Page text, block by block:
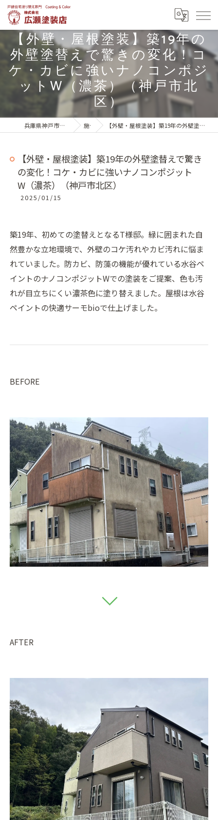
【外壁・屋根塗装】築19年の
外壁塗替えで驚きの変化！コ
ケ・カビに強いナノコンポジ
ットW（濃茶）（神戸市北
区）
兵庫県神戸市北区の外壁塗装は株式会社広瀬塗装店 施工実績 【外壁・屋根塗装】築19年の外壁塗替えで驚きの変化！コケ・カビに強いナノコンポジットW（濃茶）（神戸市北区）
【外壁・屋根塗装】築19年の外壁塗替えで驚き
の変化！コケ・カビに強いナノコンポジット
W（濃茶）（神戸市北区）
2025/01/15
築19年、初めての塗替えとなるT様邸。緑に囲まれた自
然豊かな立地環境で、外壁のコケ汚れやカビ汚れに悩ま
れていました。防カビ、防藻の機能が優れている水谷ペ
イントのナノコンポジットWでの塗装をご提案、色も汚
れが目立ちにくい濃茶色に塗り替えました。屋根は水谷
ペイントの快適サーモbioで仕上げました。
BEFORE
AFTER